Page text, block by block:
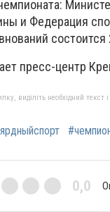
и Федерация
пресс-центр
виділіть необхідний текст
0,0